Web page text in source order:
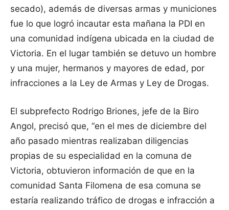
secado), además de diversas armas y municiones
fue lo que logró incautar esta mañana la PDI en
una comunidad indígena ubicada en la ciudad de
Victoria. En el lugar también se detuvo un hombre
y una mujer, hermanos y mayores de edad, por
infracciones a la Ley de Armas y Ley de Drogas.
El subprefecto Rodrigo Briones, jefe de la Biro
Angol, precisó que, “en el mes de diciembre del
año pasado mientras realizaban diligencias
propias de su especialidad en la comuna de
Victoria, obtuvieron información de que en la
comunidad Santa Filomena de esa comuna se
estaría realizando tráfico de drogas e infracción a